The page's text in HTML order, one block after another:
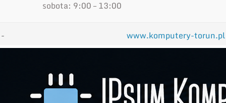
sobota: 9:00 – 13:00
- www.komputery-torun.pl